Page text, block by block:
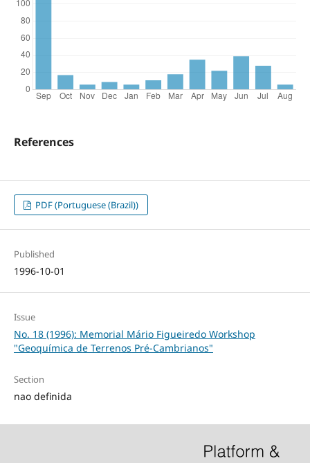
References
PDF (Portuguese (Brazil))
Published
1996-10-01
Issue
No. 18 (1996): Memorial Mário Figueiredo Workshop
"Geoquímica de Terrenos Pré-Cambrianos"
Section
nao definida